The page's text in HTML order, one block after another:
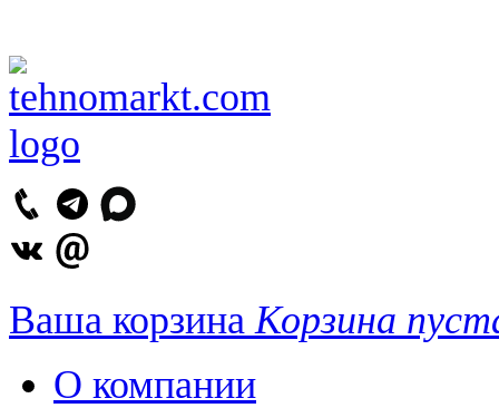
Ваша корзина Корзина
О компании